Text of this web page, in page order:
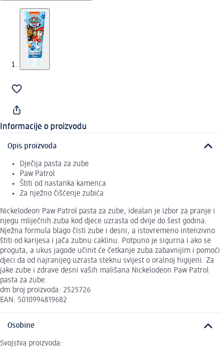
Informacije o proizvodu
Opis proizvoda
Dječija pasta za zube
Paw Patrol
Štiti od nastanka kamenca
Za nježno čišćenje zubića
Nickelodeon Paw Patrol pasta za zube, idealan je izbor za pranje i
njegu mliječnih zuba kod djece uzrasta od dvije do šest godina.
Nježna formula blago čisti zube i desni, a istovremeno intenzivno
štiti od karijesa i jača zubnu caklinu. Potpuno je sigurna i ako se
proguta, a ukus jagode učinit će četkanje zuba zabavnijim i pomoći
djeci da od najranijeg uzrasta steknu svijest o oralnoj higijeni. Za
jake zube i zdrave desni vaših mališana Nickelodeon Paw Patrol
pasta za zube.
dm broj proizvoda: 2525726
EAN: 5010994819682
Osobine
Svojstva proizvoda: